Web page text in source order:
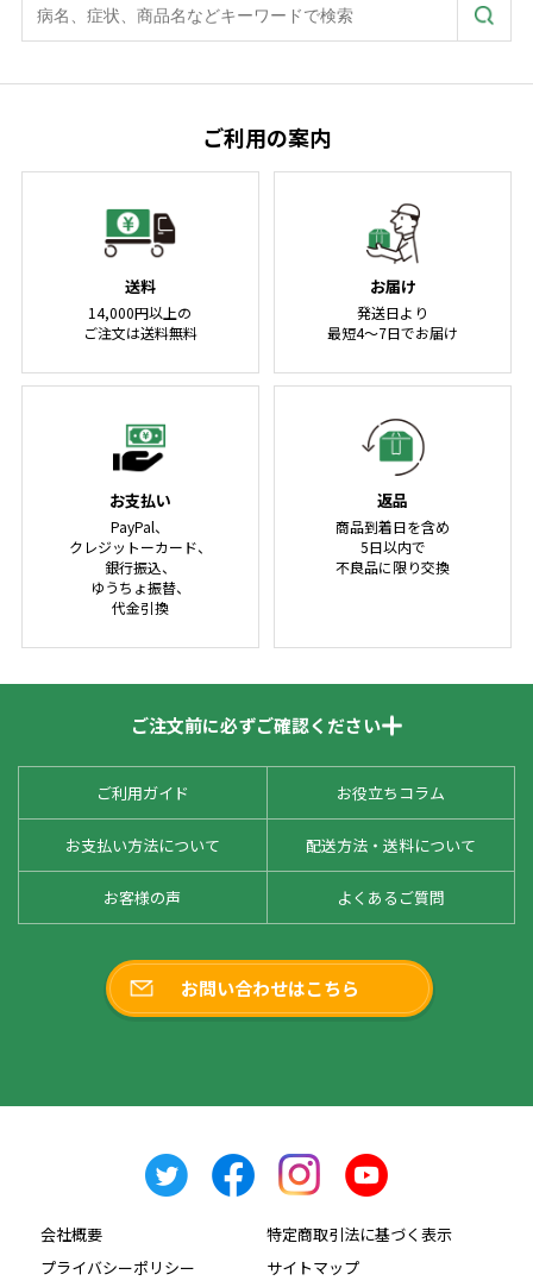
ご利用の案内
送料
14,000円以上の
ご注文は送料無料
お届け
発送日より
最短4～7日でお届け
お支払い
PayPal、
クレジットーカード、
銀行振込、
ゆうちょ振替、
代金引換
返品
商品到着日を含め
5日以内で
不良品に限り交換
ご注文前に必ずご確認ください
ご利用ガイド お役立ちコラム
お支払い方法について 配送方法・送料について
お客様の声 よくあるご質問
お問い合わせはこちら
会社概要
特定商取引法に基づく表示
プライバシーポリシー
サイトマップ